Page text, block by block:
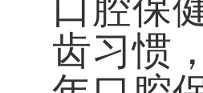
口腔保
齿习惯